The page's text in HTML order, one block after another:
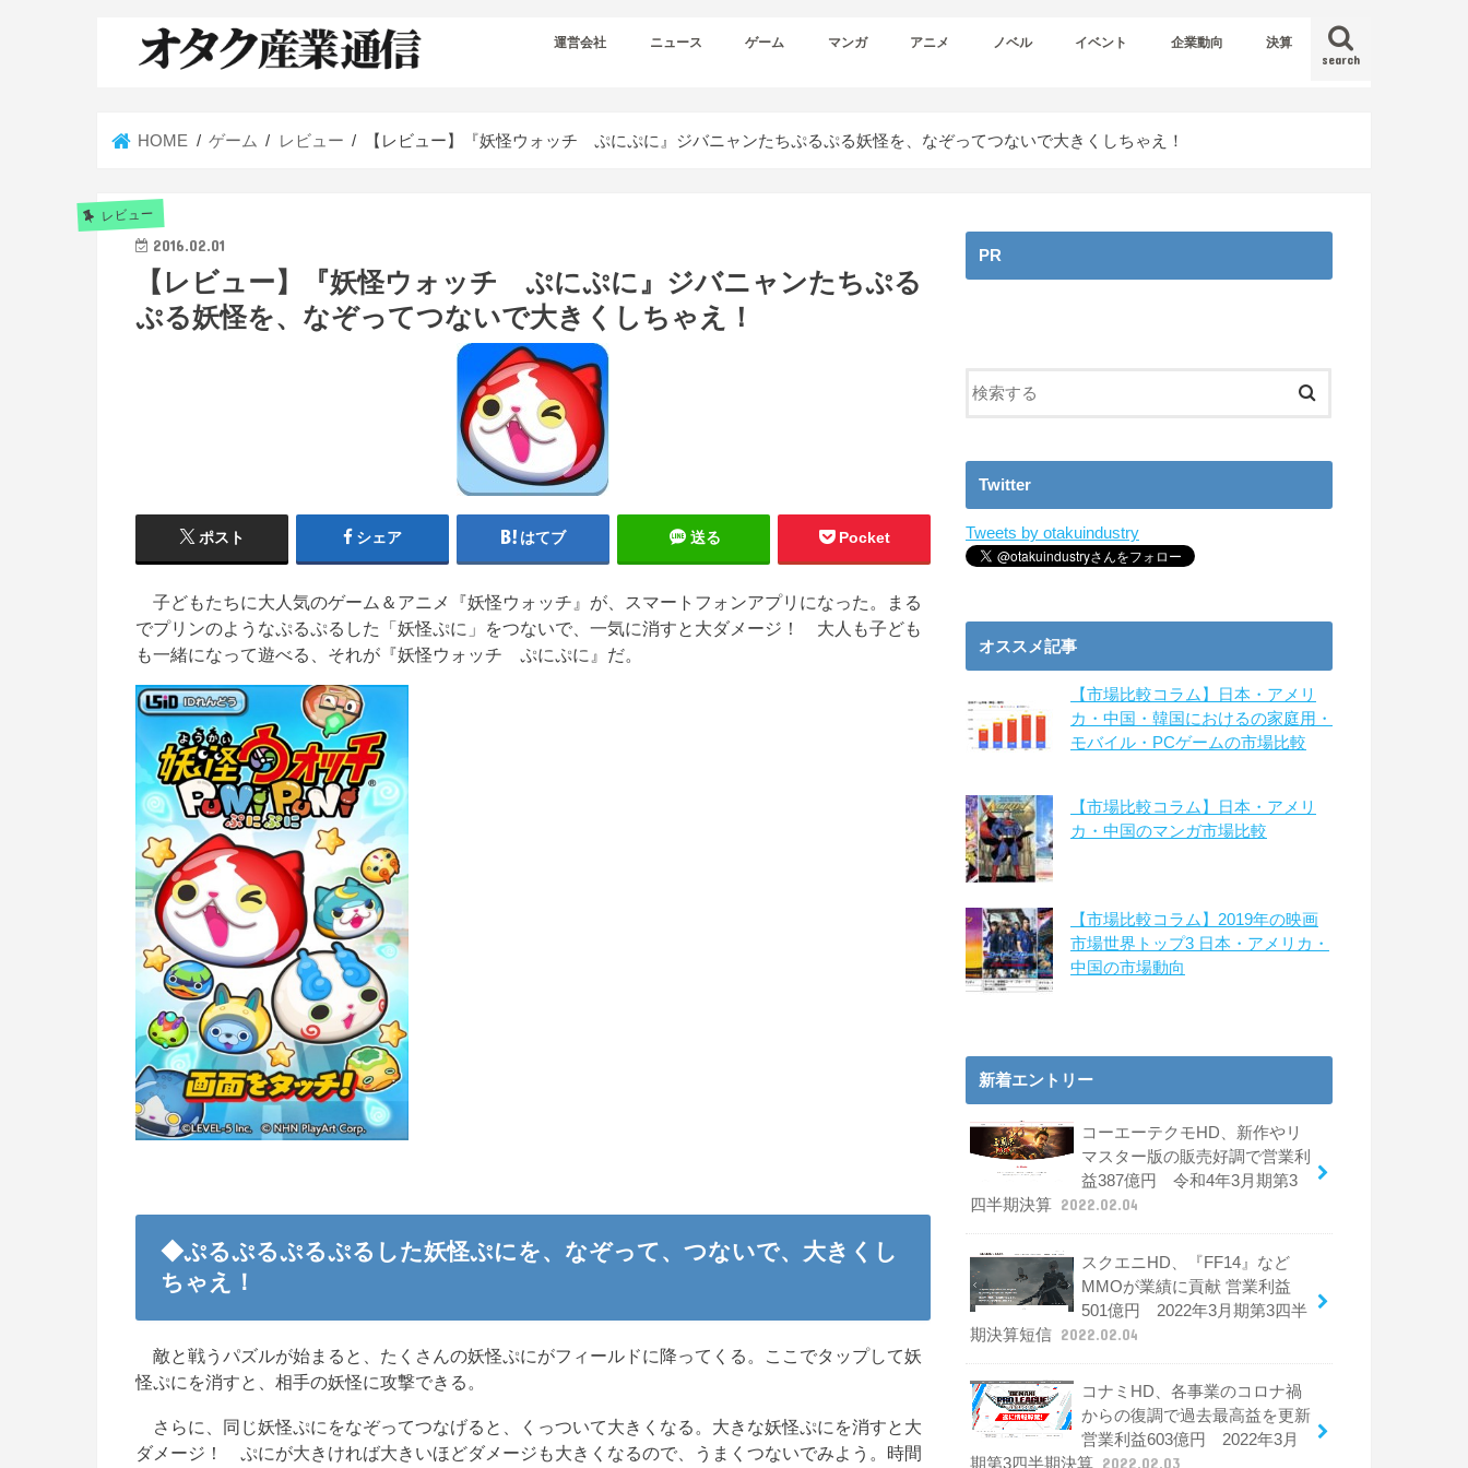
search
運営会社 ニュース ゲーム マンガ アニメ ノベル イベント 企業動向 決算
HOME ゲーム レビュー 【レビュー】『妖怪ウォッチ ぷにぷに』ジバニャンたちぷるぷる妖怪を、なぞってつないで大きくしちゃえ！
レビュー
2016.02.01
【レビュー】『妖怪ウォッチ ぷにぷに』ジバニャンたちぷる
ぷる妖怪を、なぞってつないで大きくしちゃえ！
ポスト シェア はてブ 送る Pocket
子どもたちに大人気のゲーム＆アニメ『妖怪ウォッチ』が、スマートフォンアプリになった。まる
でプリンのようなぷるぷるした「妖怪ぷに」をつないで、一気に消すと大ダメージ！ 大人も子ども
も一緒になって遊べる、それが『妖怪ウォッチ ぷにぷに』だ。
◆ぷるぷるぷるぷるした妖怪ぷにを、なぞって、つないで、大きくし
ちゃえ！
敵と戦うパズルが始まると、たくさんの妖怪ぷにがフィールドに降ってくる。ここでタップして妖
怪ぷにを消すと、相手の妖怪に攻撃できる。
さらに、同じ妖怪ぷにをなぞってつなげると、くっついて大きくなる。大きな妖怪ぷにを消すと大
ダメージ！ ぷにが大きければ大きいほどダメージも大きくなるので、うまくつないでみよう。時間
PR
Twitter
Tweets by otakuindustry
オススメ記事
【市場比較コラム】日本・アメリ
カ・中国・韓国におけるの家庭用・
モバイル・PCゲームの市場比較
【市場比較コラム】日本・アメリ
カ・中国のマンガ市場比較
【市場比較コラム】2019年の映画
市場世界トップ3 日本・アメリカ・
中国の市場動向
新着エントリー
コーエーテクモHD、新作やリ
マスター版の販売好調で営業利
益387億円 令和4年3月期第3
四半期決算 2022.02.04
スクエニHD、『FF14』など
MMOが業績に貢献 営業利益
501億円 2022年3月期第3四半
期決算短信 2022.02.04
コナミHD、各事業のコロナ禍
からの復調で過去最高益を更新
営業利益603億円 2022年3月
期第3四半期決算 2022.02.03